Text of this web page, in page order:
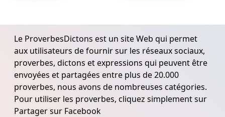
Le ProverbesDictons est un site Web qui permet
aux utilisateurs de fournir sur les réseaux sociaux,
proverbes, dictons et expressions qui peuvent être
envoyées et partagées entre plus de 20.000
proverbes, nous avons de nombreuses catégories.
Pour utiliser les proverbes, cliquez simplement sur
Partager sur Facebook